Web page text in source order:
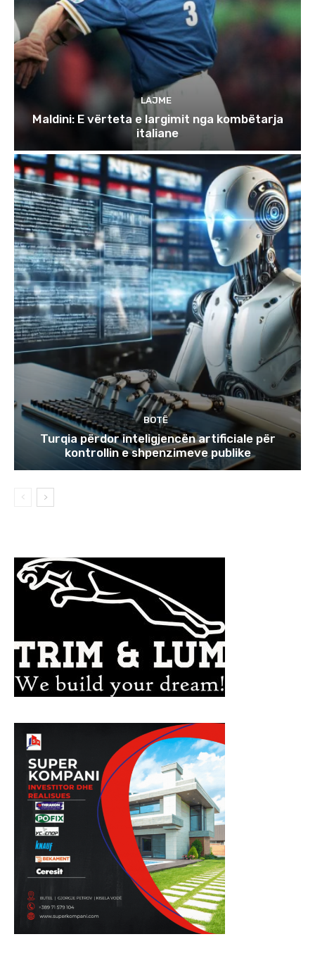
LAJME
Maldini: E vërteta e largimit nga kombëtarja
italiane
BOTË
Turqia përdor inteligjencën artificiale për
kontrollin e shpenzimeve publike